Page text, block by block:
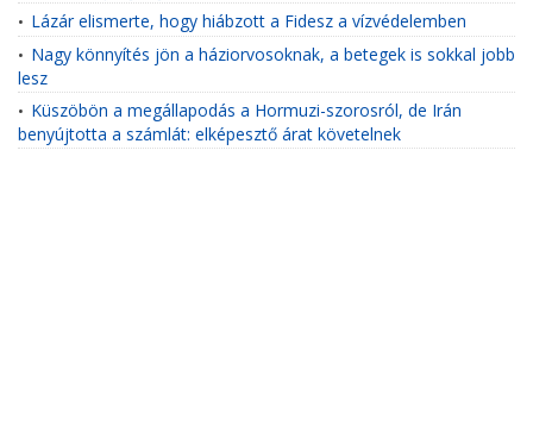
• Lázár elismerte, hogy hiábzott a Fidesz a vízvédelemben
• Nagy könnyítés jön a háziorvosoknak, a betegek is sokkal jobb
lesz
• Küszöbön a megállapodás a Hormuzi-szorosról, de Irán
benyújtotta a számlát: elképesztő árat követelnek